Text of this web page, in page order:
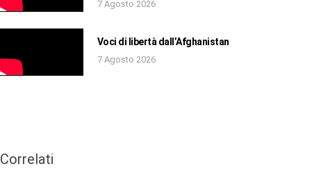
7 Agosto 2026
Voci di libertà dall’Afghanistan
7 Agosto 2026
Correlati